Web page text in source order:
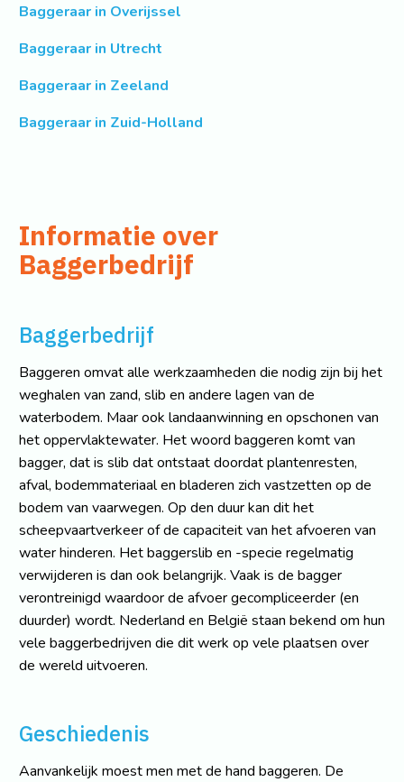
Baggeraar in Overijssel
Baggeraar in Utrecht
Baggeraar in Zeeland
Baggeraar in Zuid-Holland
Informatie over
Baggerbedrijf
Baggerbedrijf
Baggeren omvat alle werkzaamheden die nodig zijn bij het
weghalen van zand, slib en andere lagen van de
waterbodem. Maar ook landaanwinning en opschonen van
het oppervlaktewater. Het woord baggeren komt van
bagger, dat is slib dat ontstaat doordat plantenresten,
afval, bodemmateriaal en bladeren zich vastzetten op de
bodem van vaarwegen. Op den duur kan dit het
scheepvaartverkeer of de capaciteit van het afvoeren van
water hinderen. Het baggerslib en -specie regelmatig
verwijderen is dan ook belangrijk. Vaak is de bagger
verontreinigd waardoor de afvoer gecompliceerder (en
duurder) wordt. Nederland en België staan bekend om hun
vele baggerbedrijven die dit werk op vele plaatsen over
de wereld uitvoeren.
Geschiedenis
Aanvankelijk moest men met de hand baggeren. De